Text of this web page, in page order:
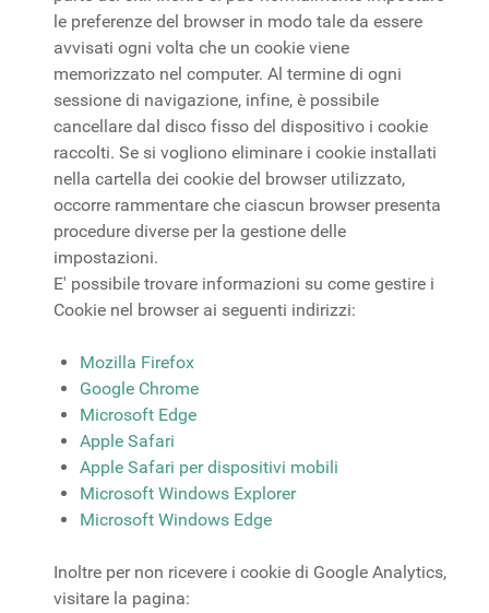
le preferenze del browser in modo tale da essere
avvisati ogni volta che un cookie viene
memorizzato nel computer. Al termine di ogni
sessione di navigazione, infine, è possibile
cancellare dal disco fisso del dispositivo i cookie
raccolti. Se si vogliono eliminare i cookie installati
nella cartella dei cookie del browser utilizzato,
occorre rammentare che ciascun browser presenta
procedure diverse per la gestione delle
impostazioni.
E' possibile trovare informazioni su come gestire i
Cookie nel browser ai seguenti indirizzi:
Mozilla Firefox
Google Chrome
Microsoft Edge
Apple Safari
Apple Safari per dispositivi mobili
Microsoft Windows Explorer
Microsoft Windows Edge
Inoltre per non ricevere i cookie di Google Analytics,
visitare la pagina: